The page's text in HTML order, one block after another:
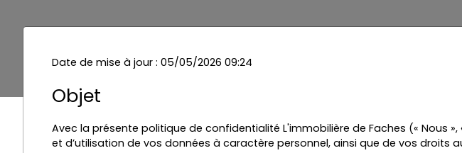
Date de mise à jour : 05/05/2026 09:24
Objet
Avec la présente politique de confidentialité L'immobilière de Faches (« Nous
et d’utilisation de vos données à caractère personnel, ainsi que de vos